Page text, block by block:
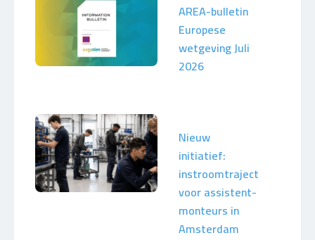
AREA-bulletin
Europese
wetgeving Juli
2026
Nieuw
initiatief:
instroomtraject
voor assistent-
monteurs in
Amsterdam